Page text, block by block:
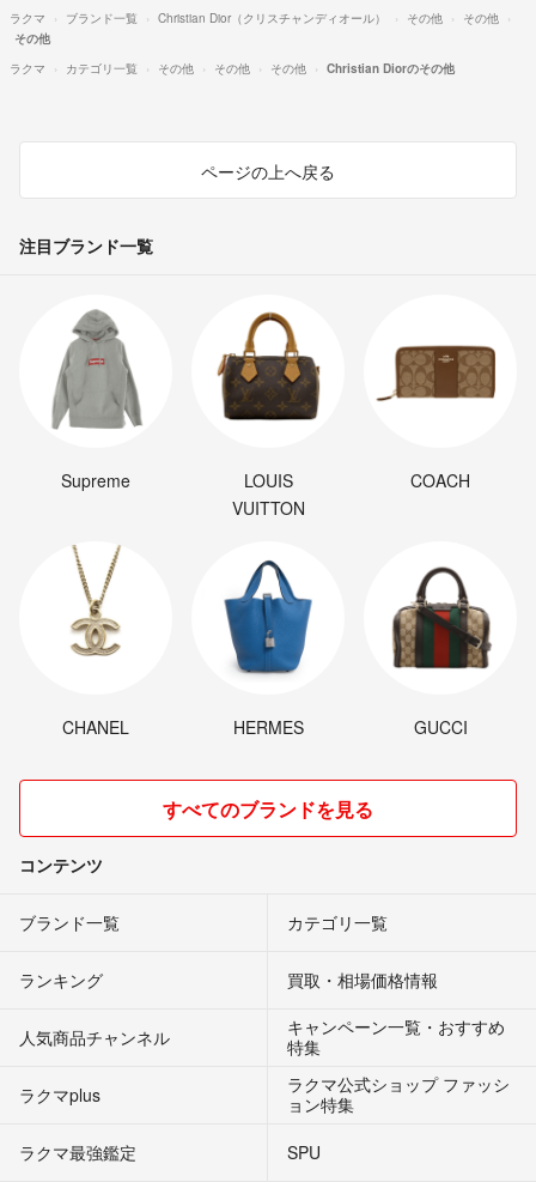
ラクマ ブランド一覧 Christian Dior（クリスチャンディオール） その他
その他
その他
ラクマ
カテゴリ一覧 その他 その他 その他 Christian Diorのその他
ページの上へ戻る
注目ブランド一覧
Supreme
LOUIS
VUITTON
COACH
CHANEL HERMES GUCCI
すべてのブランドを見る
コンテンツ
ブランド一覧 カテゴリ一覧
ランキング 買取・相場価格情報
人気商品チャンネル
キャンペーン一覧・おすすめ
特集
ラクマplus
ラクマ公式ショップ ファッシ
ョン特集
ラクマ最強鑑定
SPU